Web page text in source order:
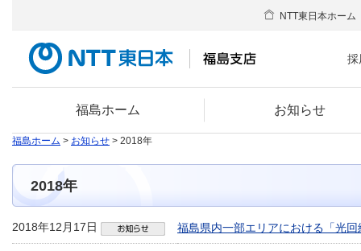
福島ホーム お知らせ
NTT東日本ホーム
採
福島ホーム > お知らせ > 2018年
2018年
2018年12月17日 福島県内一部エリアにおける「光